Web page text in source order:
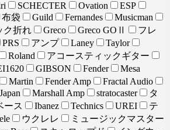
SCHECTER Ovation
ESP
布袋 Guild Fernandes
Musicman
ク折れ Greco Greco GOⅡ
フレ
PRS アンプ Laney
Taylor
Roland
アコースティックギター
GIBSON Fender
Mesa
Martin Fender Amp
Fractal Audio
Marshall Amp stratocaster
タ
ース Ibanez Technics UREI
テ
ウクレレ
ミュージックマスター